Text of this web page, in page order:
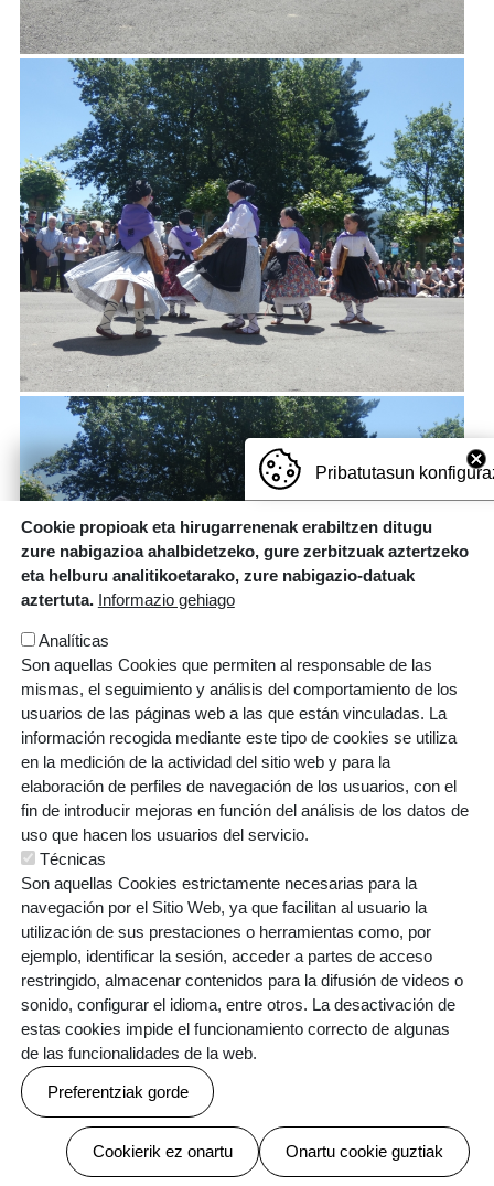
Pribatutasun
Cookie propioak eta hirugarrenenak erabiltzen ditugu
zure nabigazioa ahalbidetzeko, gure zerbitzuak aztertzeko
eta helburu analitikoetarako, zure nabigazio-datuak
aztertuta. Informazio gehiago
Analíticas
Son aquellas Cookies que permiten al responsable de las
mismas, el seguimiento y análisis del comportamiento de los
usuarios de las páginas web a las que están vinculadas. La
información recogida mediante este tipo de cookies se utiliza
en la medición de la actividad del sitio web y para la
elaboración de perfiles de navegación de los usuarios, con el
fin de introducir mejoras en función del análisis de los datos de
uso que hacen los usuarios del servicio.
Técnicas
Son aquellas Cookies estrictamente necesarias para la
navegación por el Sitio Web, ya que facilitan al usuario la
utilización de sus prestaciones o herramientas como, por
ejemplo, identificar la sesión, acceder a partes de acceso
restringido, almacenar contenidos para la difusión de videos o
sonido, configurar el idioma, entre otros. La desactivación de
estas cookies impide el funcionamiento correcto de algunas
de las funcionalidades de la web.
Preferentziak gorde
Cookierik ez onartu Onartu cookie guztiak
Baimenak ezeztatu